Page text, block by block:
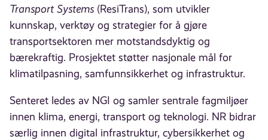
Transport Systems (ResiTrans), som utvikler
kunnskap, verktøy og strategier for å gjøre
transportsektoren mer motstandsdyktig og
bærekraftig. Prosjektet støtter nasjonale mål for
klimatilpasning, samfunnsikkerhet og infrastruktur.
Senteret ledes av NGI og samler sentrale fagmiljøer
innen klima, energi, transport og teknologi. NR bidrar
særlig innen digital infrastruktur, cybersikkerhet og